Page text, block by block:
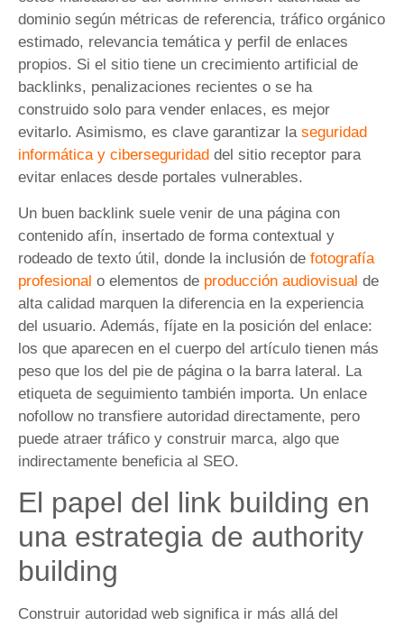
dominio según métricas de referencia, tráfico orgánico
estimado, relevancia temática y perfil de enlaces
propios. Si el sitio tiene un crecimiento artificial de
backlinks, penalizaciones recientes o se ha
construido solo para vender enlaces, es mejor
evitarlo. Asimismo, es clave garantizar la seguridad
informática y ciberseguridad del sitio receptor para
evitar enlaces desde portales vulnerables.
Un buen backlink suele venir de una página con
contenido afín, insertado de forma contextual y
rodeado de texto útil, donde la inclusión de fotografía
profesional o elementos de producción audiovisual de
alta calidad marquen la diferencia en la experiencia
del usuario. Además, fíjate en la posición del enlace:
los que aparecen en el cuerpo del artículo tienen más
peso que los del pie de página o la barra lateral. La
etiqueta de seguimiento también importa. Un enlace
nofollow no transfiere autoridad directamente, pero
puede atraer tráfico y construir marca, algo que
indirectamente beneficia al SEO.
El papel del link building en
una estrategia de authority
building
Construir autoridad web significa ir más allá del